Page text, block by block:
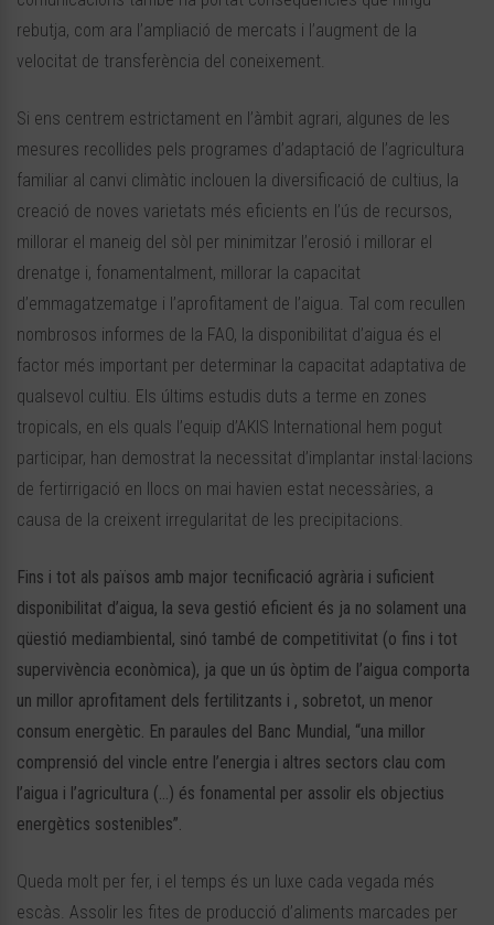
rebutja, com ara l’ampliació de mercats i l’augment de la
velocitat de transferència del coneixement.
Si ens centrem estrictament en l’àmbit agrari, algunes de les
mesures recollides pels programes d’adaptació de l’agricultura
familiar al canvi climàtic inclouen la diversificació de cultius, la
creació de noves varietats més eficients en l’ús de recursos,
millorar el maneig del sòl per minimitzar l’erosió i millorar el
drenatge i, fonamentalment, millorar la capacitat
d’emmagatzematge i l’aprofitament de l’aigua. Tal com recullen
nombrosos informes de la FAO, la disponibilitat d’aigua és el
factor més important per determinar la capacitat adaptativa de
qualsevol cultiu. Els últims estudis duts a terme en zones
tropicals, en els quals l’equip d’AKIS International hem pogut
participar, han demostrat la necessitat d’implantar instal·lacions
de fertirrigació en llocs on mai havien estat necessàries, a
causa de la creixent irregularitat de les precipitacions.
Fins i tot als països amb major tecnificació agrària i suficient
disponibilitat d’aigua, la seva gestió eficient és ja no solament una
qüestió mediambiental, sinó també de competitivitat (o fins i tot
supervivència econòmica), ja que un ús òptim de l’aigua comporta
un millor aprofitament dels fertilitzants i , sobretot, un menor
consum energètic. En paraules del Banc Mundial, “una millor
comprensió del vincle entre l’energia i altres sectors clau com
l’aigua i l’agricultura (…) és fonamental per assolir els objectius
energètics sostenibles”.
Queda molt per fer, i el temps és un luxe cada vegada més
escàs. Assolir les fites de producció d’aliments marcades per